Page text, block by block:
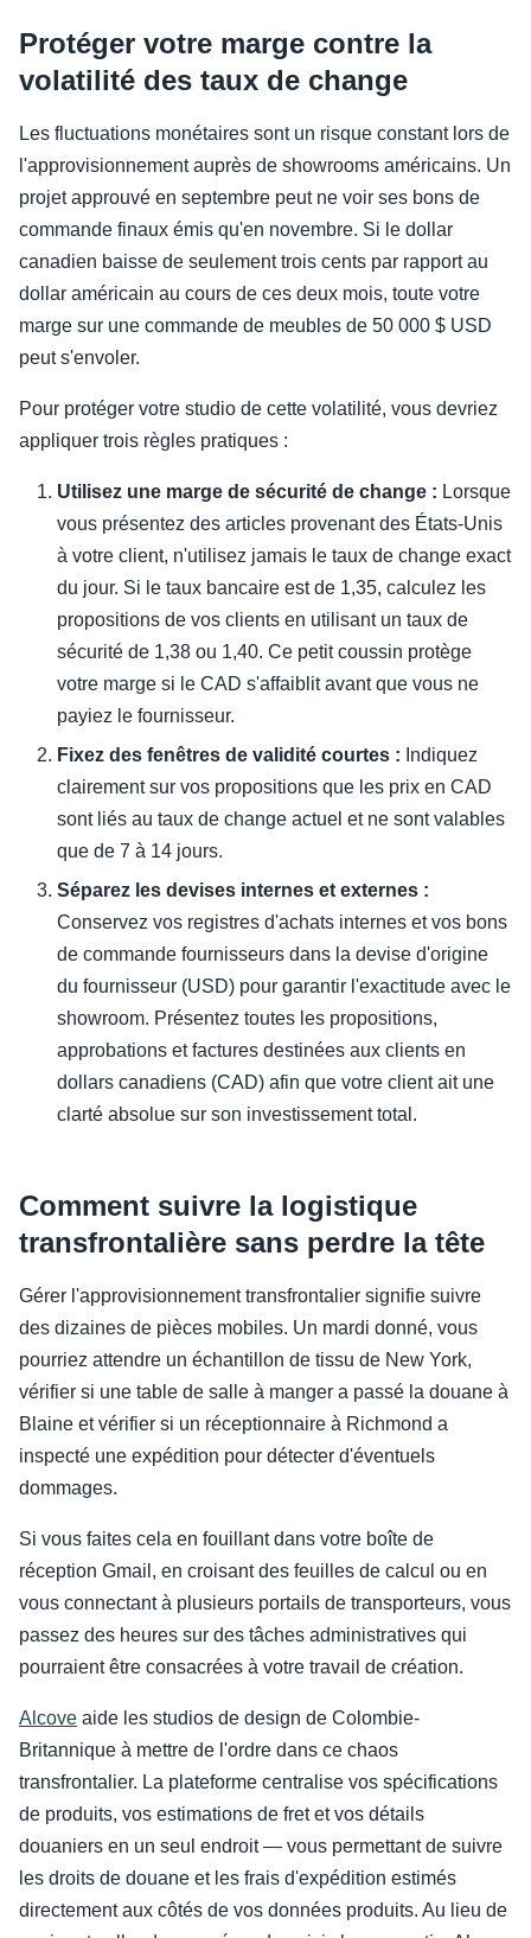
Protéger votre marge contre la
volatilité des taux de change
Les fluctuations monétaires sont un risque constant lors de
l'approvisionnement auprès de showrooms américains. Un
projet approuvé en septembre peut ne voir ses bons de
commande finaux émis qu'en novembre. Si le dollar
canadien baisse de seulement trois cents par rapport au
dollar américain au cours de ces deux mois, toute votre
marge sur une commande de meubles de 50 000 $ USD
peut s'envoler.
Pour protéger votre studio de cette volatilité, vous devriez
appliquer trois règles pratiques :
Utilisez une marge de sécurité de change : Lorsque
vous présentez des articles provenant des États-Unis
à votre client, n'utilisez jamais le taux de change exact
du jour. Si le taux bancaire est de 1,35, calculez les
propositions de vos clients en utilisant un taux de
sécurité de 1,38 ou 1,40. Ce petit coussin protège
votre marge si le CAD s'affaiblit avant que vous ne
payiez le fournisseur.
Fixez des fenêtres de validité courtes : Indiquez
clairement sur vos propositions que les prix en CAD
sont liés au taux de change actuel et ne sont valables
que de 7 à 14 jours.
Séparez les devises internes et externes :
Conservez vos registres d'achats internes et vos bons
de commande fournisseurs dans la devise d'origine
du fournisseur (USD) pour garantir l'exactitude avec le
showroom. Présentez toutes les propositions,
approbations et factures destinées aux clients en
dollars canadiens (CAD) afin que votre client ait une
clarté absolue sur son investissement total.
Comment suivre la logistique
transfrontalière sans perdre la tête
Gérer l'approvisionnement transfrontalier signifie suivre
des dizaines de pièces mobiles. Un mardi donné, vous
pourriez attendre un échantillon de tissu de New York,
vérifier si une table de salle à manger a passé la douane à
Blaine et vérifier si un réceptionnaire à Richmond a
inspecté une expédition pour détecter d'éventuels
dommages.
Si vous faites cela en fouillant dans votre boîte de
réception Gmail, en croisant des feuilles de calcul ou en
vous connectant à plusieurs portails de transporteurs, vous
passez des heures sur des tâches administratives qui
pourraient être consacrées à votre travail de création.
Alcove aide les studios de design de Colombie-
Britannique à mettre de l'ordre dans ce chaos
transfrontalier. La plateforme centralise vos spécifications
de produits, vos estimations de fret et vos détails
douaniers en un seul endroit — vous permettant de suivre
les droits de douane et les frais d'expédition estimés
directement aux côtés de vos données produits. Au lieu de